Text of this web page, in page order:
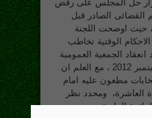
حل المجلس على رفض
القضائى الصادر قبل
حيث اوضحت اللجنة
الاحكام الوقتية تخاطب
الجمعية العمومية
التى اقيمت بتاريخ 28،27 سبتمبر 2012 ، مع العلم ان
مطعون عليه امام
العاشرة، ومحدد نظر